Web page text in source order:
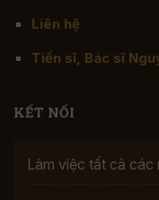
Liên hệ
Tiến sĩ, Bác sĩ
KẾT NỐI
Làm việc tất cả các